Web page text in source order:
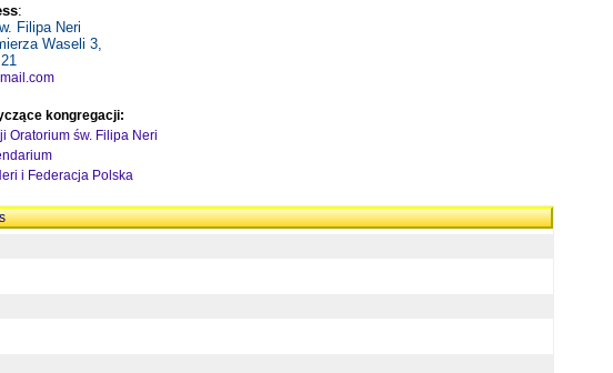
:
Filipa Neri
Waseli 3,
kongregacji:
Oratorium św. Filipa Neri
i Federacja Polska